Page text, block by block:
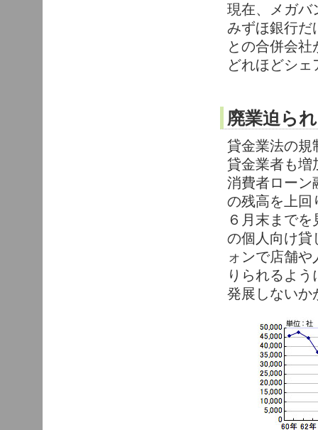
現在、メガバ
みずほ銀行だ
との合併会
どれほどシ
廃業迫ら
貸金業法の規
貸金業者も増
消費者ローン
の残高を上回
６月末まで
の個人向け貸
ォンで店舗
りられるよ
発展しないか